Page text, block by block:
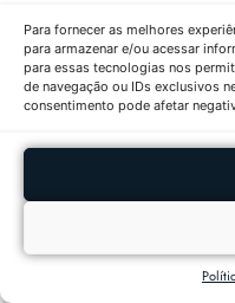
Para fornecer as melhores
para armazenar e/ou acessar
para essas tecnologias nos
de navegação ou IDs exclusivos
consentimento pode afetar